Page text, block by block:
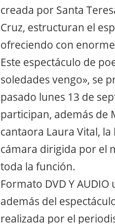
creada por Santa
Cruz, estructuran el
ofreciendo con
Este espectáculo de
soledades vengo», se
pasado lunes 13 de
participan, además de
cantaora Laura Vital,
cámara dirigida por el
toda la función.
Formato DVD Y
además del
realizada por el